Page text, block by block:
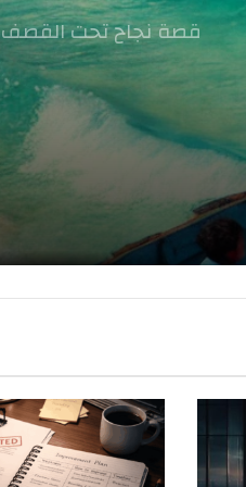
قصة نجاح تحت القصف